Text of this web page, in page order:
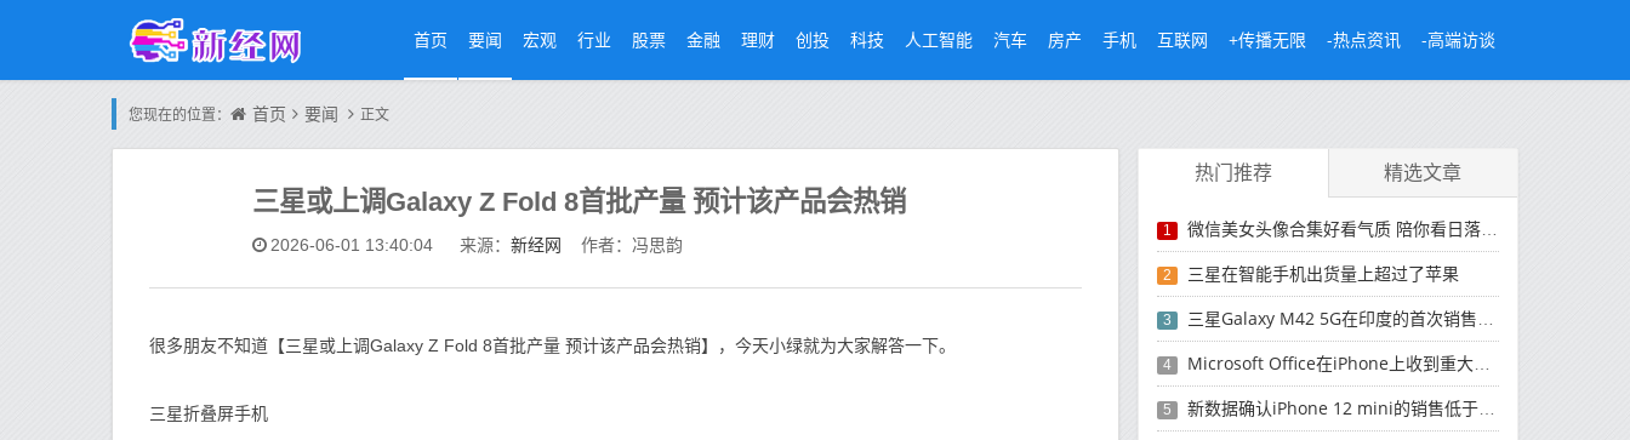
首页 要闻 宏观 行业 股票 金融 理财 创投 科技 人工智能 汽车 房产 手机 互联网 +传播无限 -热点资讯 -高端访谈
您现在的位置： 首页 要闻 正文
三星或上调Galaxy Z Fold 8首批产量 预计该产品会热销
2026-06-01 13:40:04 来源： 新经网 作者：冯思韵
很多朋友不知道【三星或上调Galaxy Z Fold 8首批产量 预计该产品会热销】，今天小绿就为大家解答一下。
三星折叠屏手机
热门推荐 精选文章
1 微信美女头像合集好看气质 陪你看日落的人比日落更浪漫
2 三星在智能手机出货量上超过了苹果
3 三星Galaxy M42 5G在印度的首次销售将于今晚开始
4 Microsoft Office在iPhone上收到重大更新
5 新数据确认iPhone 12 mini的销售低于预期